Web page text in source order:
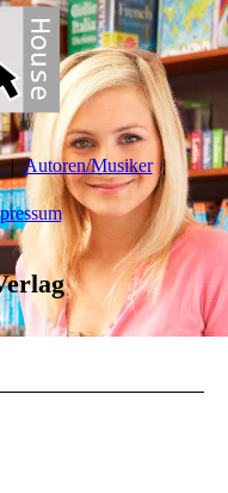
Autoren/Musiker